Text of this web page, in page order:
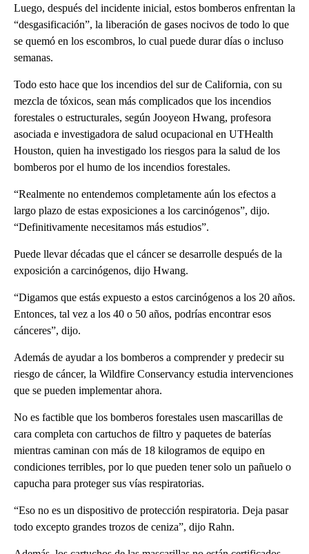
Luego, después del incidente inicial, estos bomberos enfrentan la
“desgasificación”, la liberación de gases nocivos de todo lo que
se quemó en los escombros, lo cual puede durar días o incluso
semanas.
Todo esto hace que los incendios del sur de California, con su
mezcla de tóxicos, sean más complicados que los incendios
forestales o estructurales, según Jooyeon Hwang, profesora
asociada e investigadora de salud ocupacional en UTHealth
Houston, quien ha investigado los riesgos para la salud de los
bomberos por el humo de los incendios forestales.
“Realmente no entendemos completamente aún los efectos a
largo plazo de estas exposiciones a los carcinógenos”, dijo.
“Definitivamente necesitamos más estudios”.
Puede llevar décadas que el cáncer se desarrolle después de la
exposición a carcinógenos, dijo Hwang.
“Digamos que estás expuesto a estos carcinógenos a los 20 años.
Entonces, tal vez a los 40 o 50 años, podrías encontrar esos
cánceres”, dijo.
Además de ayudar a los bomberos a comprender y predecir su
riesgo de cáncer, la Wildfire Conservancy estudia intervenciones
que se pueden implementar ahora.
No es factible que los bomberos forestales usen mascarillas de
cara completa con cartuchos de filtro y paquetes de baterías
mientras caminan con más de 18 kilogramos de equipo en
condiciones terribles, por lo que pueden tener solo un pañuelo o
capucha para proteger sus vías respiratorias.
“Eso no es un dispositivo de protección respiratoria. Deja pasar
todo excepto grandes trozos de ceniza”, dijo Rahn.